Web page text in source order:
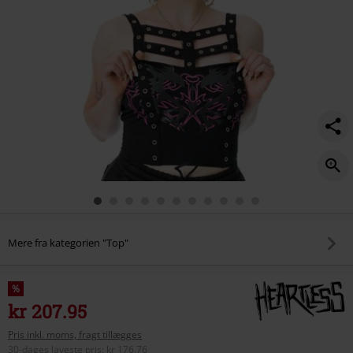
Mere fra kategorien "Top"
%
kr 207.95
Pris inkl. moms, fragt tillægges
30-dages laveste pris
kr 176.76